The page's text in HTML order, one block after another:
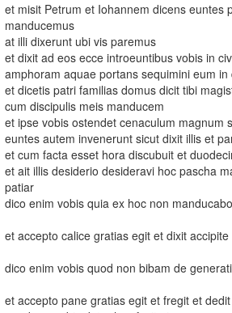
et misit Petrum et Iohannem dicens euntes
manducemus
at illi dixerunt ubi vis paremus
et dixit ad eos ecce introeuntibus vobis in
amphoram aquae portans sequimini eum
et dicetis patri familias domus dicit tibi
cum discipulis meis manducem
et ipse vobis ostendet cenaculum magnum
euntes autem invenerunt sicut dixit illis et
et cum facta esset hora discubuit et
et ait illis desiderio desideravi hoc pascha
patiar
dico enim vobis quia ex hoc non
et accepto calice gratias egit et dixit
dico enim vobis quod non bibam de
et accepto pane gratias egit et fregit et